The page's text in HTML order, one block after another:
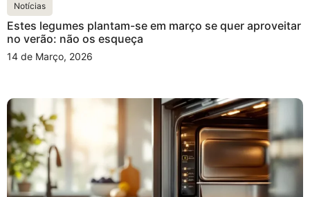
Notícias
Estes legumes plantam-se em março se quer aproveitar
no verão: não os esqueça
14 de Março, 2026